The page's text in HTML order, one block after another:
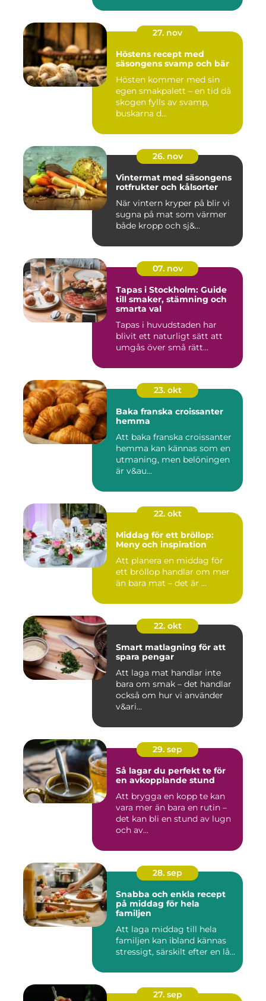
27. nov
Höstens recept med
säsongens svamp och bär
Hösten kommer med sin
egen smakpalett – en tid då
skogen fylls av svamp,
buskarna d...
26. nov
Vintermat med säsongens
rotfrukter och kålsorter
När vintern kryper på blir vi
sugna på mat som värmer
både kropp och sj&...
07. nov
Tapas i Stockholm: Guide
till smaker, stämning och
smarta val
Tapas i huvudstaden har
blivit ett naturligt sätt att
umgås över små rätt...
23. okt
Baka franska croissanter
hemma
Att baka franska croissanter
hemma kan kännas som en
utmaning, men belöningen
är v&au...
22. okt
Middag för ett bröllop:
Meny och inspiration
Att planera en middag för
ett bröllop handlar om mer
än bara mat – det är ...
22. okt
Smart matlagning för att
spara pengar
Att laga mat handlar inte
bara om smak – det handlar
också om hur vi använder
v&ari...
29. sep
Så lagar du perfekt te för
en avkopplande stund
Att brygga en kopp te kan
vara mer än bara en rutin –
det kan bli en stund av lugn
och av...
28. sep
Snabba och enkla recept
på middag för hela
familjen
Att laga middag till hela
familjen kan ibland kännas
stressigt, särskilt efter en lå...
27. sep